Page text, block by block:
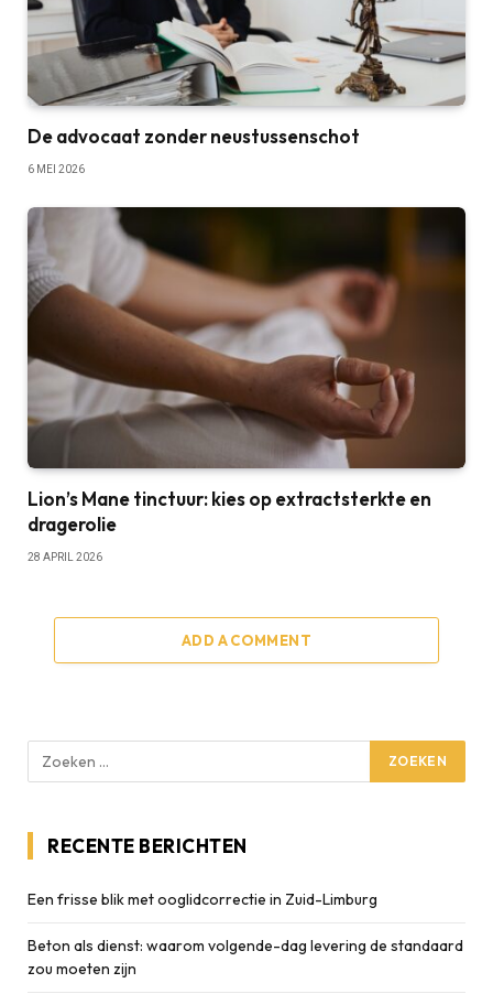
De advocaat zonder neustussenschot
6 MEI 2026
Lion’s Mane tinctuur: kies op extractsterkte en
dragerolie
28 APRIL 2026
ADD A COMMENT
RECENTE BERICHTEN
Een frisse blik met ooglidcorrectie in Zuid-Limburg
Beton als dienst: waarom volgende-dag levering de standaard
zou moeten zijn